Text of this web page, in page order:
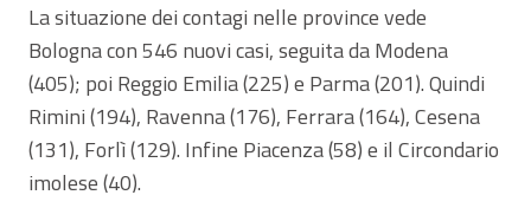
La situazione dei contagi nelle province vede
Bologna con 546 nuovi casi, seguita da Modena
(405); poi Reggio Emilia (225) e Parma (201). Quindi
Rimini (194), Ravenna (176), Ferrara (164), Cesena
(131), Forlì (129). Infine Piacenza (58) e il Circondario
imolese (40).